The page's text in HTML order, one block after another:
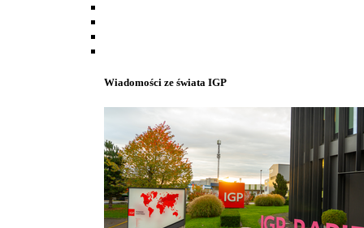
Wiadomości ze świata IGP